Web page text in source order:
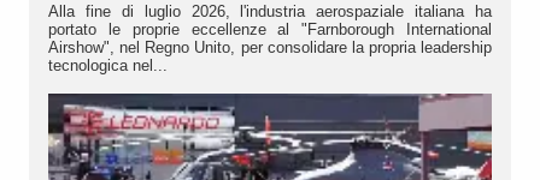
Alla fine di luglio 2026, l'industria aerospaziale italiana ha
portato le proprie eccellenze al "Farnborough International
Airshow", nel Regno Unito, per consolidare la propria leadership
tecnologica nel...